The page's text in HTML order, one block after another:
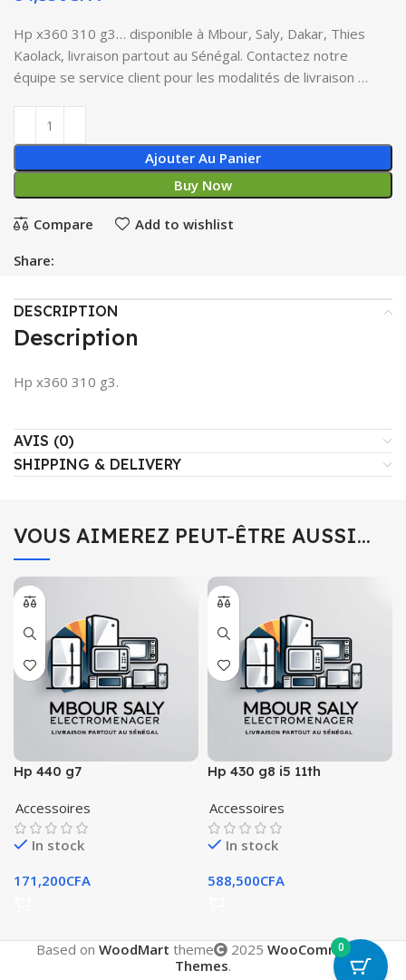
Hp x360 310 g3… disponible à Mbour, Saly, Dakar, Thies
Kaolack, livraison partout au Sénégal. Contactez notre
équipe se service client pour les modalités de livraison …
Ajouter Au Panier
Buy Now
Compare Add to wishlist
Share:
DESCRIPTION
Description
Hp x360 310 g3.
AVIS (0)
SHIPPING & DELIVERY
VOUS AIMEREZ PEUT-ÊTRE AUSSI…
Hp 440 g7
Accessoires
In stock
171,200CFA
Hp 430 g8 i5 11th
Accessoires
In stock
588,500CFA
Based on WoodMart theme 2025 WooCommerce
Themes.
0